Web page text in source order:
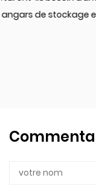
solarium mural se